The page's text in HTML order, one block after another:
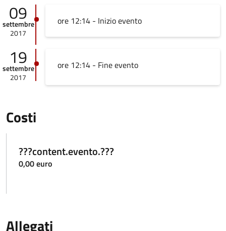
09
settembre
2017
ore 12:14 - Inizio evento
19
settembre
2017
ore 12:14 - Fine evento
Costi
???content.evento.???
0,00 euro
Allegati